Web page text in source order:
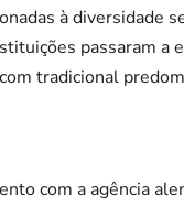
à diversidade
passaram a
tradicional
com a agência